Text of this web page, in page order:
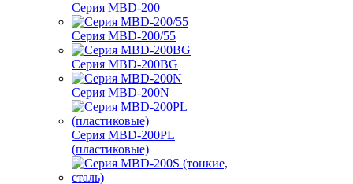
Серия MBD-200
Серия MBD-200/55
Серия MBD-200BG
Серия MBD-200N
Серия MBD-200PL
(пластиковые)